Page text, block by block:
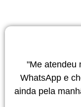
"Me atendeu
WhatsApp e
ainda pela